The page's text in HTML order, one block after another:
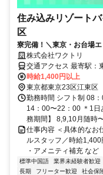
住み込みリゾート
区
寮完備！＼東京・お台場
ホテルで清掃バイト??
株式会社ワクトリ
交通アクセス 最寄駅：東京テレポート
明3-1-15江東区有明3-1-15★
ート駅／国際展示場駅から徒歩約10分 ※
OK！住み込みを希望さ
時給1,400円以上
東京都東京23区江東区
勤務時間 シフト制 08
14：00〜22：00 ＊1日
務期間】 8,9,10月随時
仕事内容 ＜具体的なお
ルスタッフ／時給
・アメニティ補充 な
標準中国語 業界未経験者歓迎
長期
フリーター歓迎 社会保